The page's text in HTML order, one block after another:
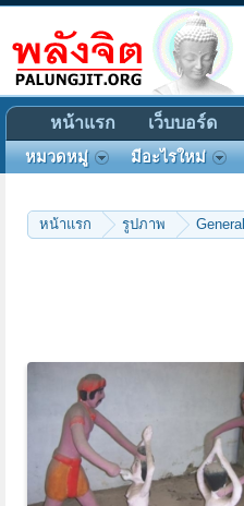
หน้าแรก รูปภาพ General
หน้าแรก เว็บบอร์ด
หมวดหมู่ มีอะไรใหม่